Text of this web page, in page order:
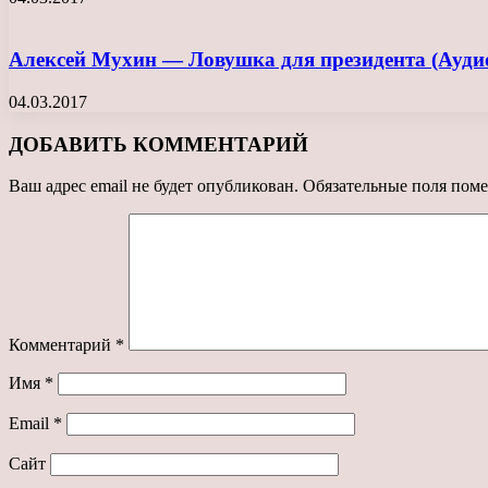
Алексей Мухин — Ловушка для президента
04.03.2017
ДОБАВИТЬ КОММЕНТАРИЙ
Ваш адрес email не будет опубликован. Обязательные поля
Комментарий *
Имя *
Email *
Сайт